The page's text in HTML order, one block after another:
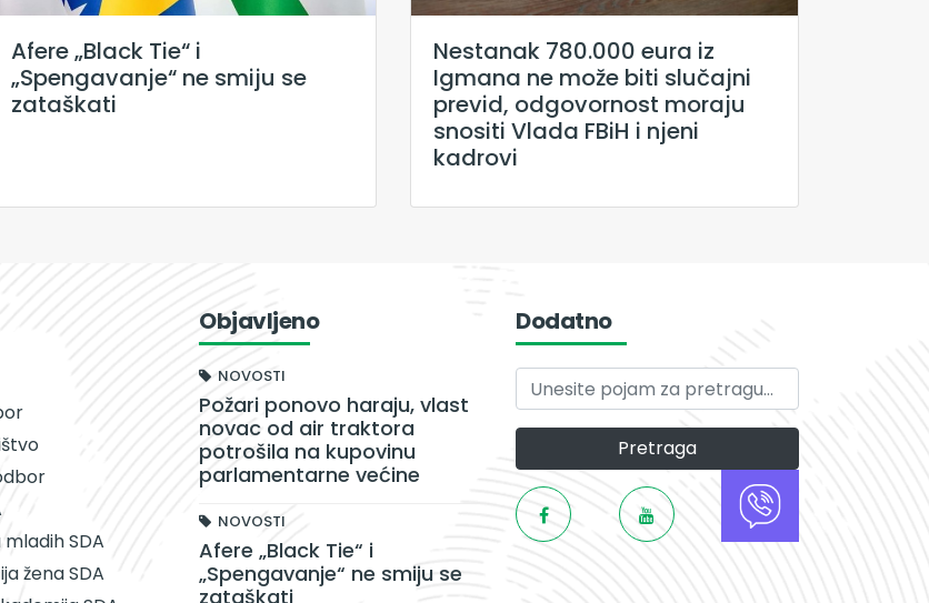
Afere „Black Tie“ i
„Spengavanje“ ne smiju se
zataškati
Nestanak 780.000 eura iz
Igmana ne može biti slučajni
previd, odgovornost moraju
snositi Vlada FBiH i njeni
kadrovi
SDA
žena SDA
Objavljeno
NOVOSTI
Požari ponovo haraju, vlast
novac od air traktora
potrošila na kupovinu
parlamentarne većine
NOVOSTI
Afere „Black Tie“ i
„Spengavanje“ ne smiju se
zataškati
Dodatno
Pretraga